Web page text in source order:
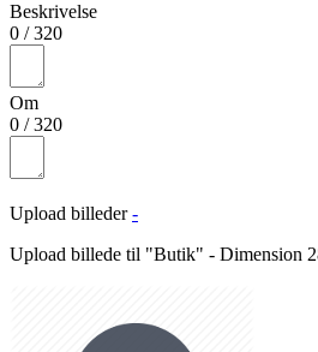
Beskrivelse
0 /320
Om
0 /320
Upload billeder -
Upload billede til "Butik" - Dimension